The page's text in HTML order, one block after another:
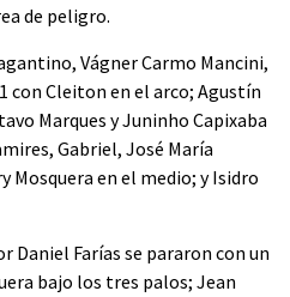
de peligro.
Vágner Carmo Mancini,
con Cleiton en el arco; Agustín
Marques y Juninho Capixaba
Gabriel, José María
Mosquera en el medio; y Isidro
Daniel Farías se pararon con un
bajo los tres palos; Jean